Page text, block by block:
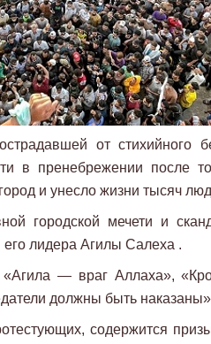
от стихийного
в пренебрежении после
и унесло жизни тысяч
городской мечети и
лидера Агилы Салеха .
— враг Аллаха»,
должны быть
содержится